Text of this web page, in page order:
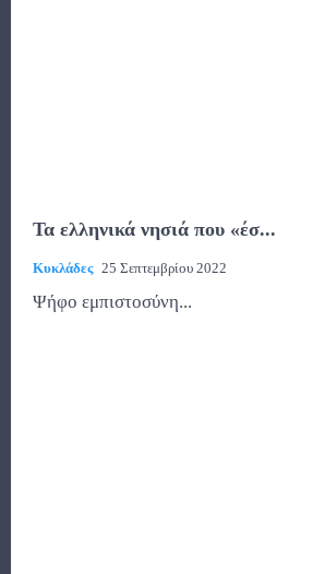
Τα ελληνικά νησιά που «έσ...
Κυκλάδες 25 Σεπτεμβρίου 2022
Ψήφο εμπιστοσύνη...